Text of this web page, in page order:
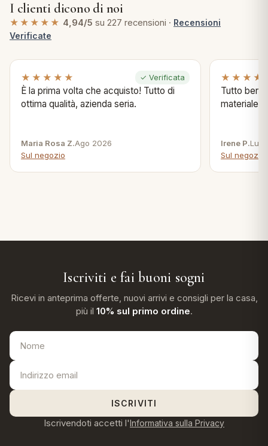
I clienti dicono di noi
★★★★★ 4,94/5 su 227 recensioni · Recensioni
Verificate
★★★★★ ✓ Verificata
È la prima volta che acquisto! Tutto di
ottima qualità, azienda seria.
Maria Rosa Z.Ago 2026
Sul negozio
Tutto bene
materiale .
Irene P.Lug
Sul negozio
Iscriviti e fai buoni sogni
Ricevi in anteprima offerte, nuovi arrivi e consigli per la casa,
più il 10% sul primo ordine.
ISCRIVITI
Iscrivendoti accetti l'Informativa sulla Privacy